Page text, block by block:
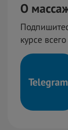
О
курсе всего
Telegram